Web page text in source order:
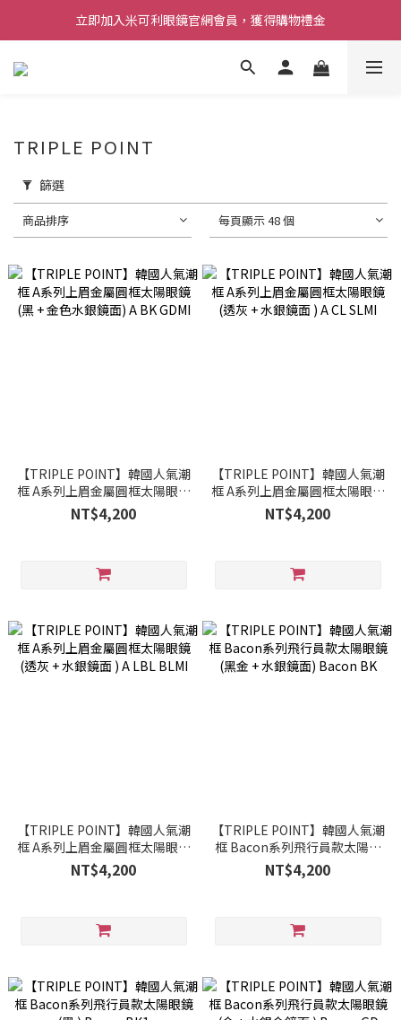
立即加入米可利眼鏡官網會員，獲得購物禮金
TRIPLE POINT
篩選
商品排序 每頁顯示 48 個
【TRIPLE POINT】韓國人氣潮
框 A系列上眉金屬圓框太陽眼鏡
(黑 + 金色水銀鏡面) A BK GDMI
NT$4,200
【TRIPLE POINT】韓國人氣潮
框 A系列上眉金屬圓框太陽眼鏡
(透灰 + 水銀鏡面 ) A CL SLMI
NT$4,200
【TRIPLE POINT】韓國人氣潮
框 A系列上眉金屬圓框太陽眼鏡
(透灰 + 水銀鏡面 ) A LBL BLMI
NT$4,200
【TRIPLE POINT】韓國人氣潮
框 Bacon系列飛行員款太陽眼
鏡 (黑金 + 水銀鏡面) Bacon BK
NT$4,200